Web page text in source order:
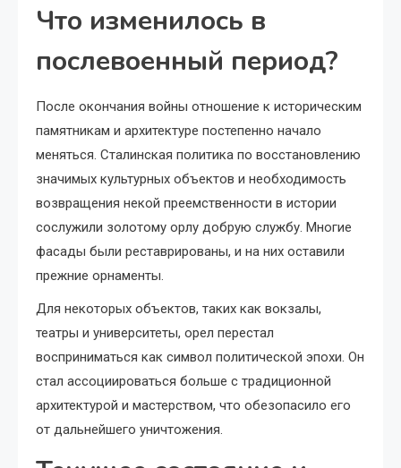
Что изменилось в
послевоенный период?
После окончания войны отношение к историческим
памятникам и архитектуре постепенно начало
меняться. Сталинская политика по восстановлению
значимых культурных объектов и необходимость
возвращения некой преемственности в истории
сослужили золотому орлу добрую службу. Многие
фасады были реставрированы, и на них оставили
прежние орнаменты.
Для некоторых объектов, таких как вокзалы,
театры и университеты, орел перестал
восприниматься как символ политической эпохи. Он
стал ассоциироваться больше с традиционной
архитектурой и мастерством, что обезопасило его
от дальнейшего уничтожения.